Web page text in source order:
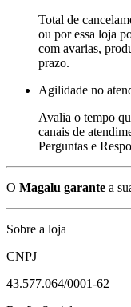
Total de
ou por essa loja
com avarias,
prazo.
Agilidade no
Avalia o tempo
canais de
Perguntas e
O Magalu garante a
Sobre a loja
CNPJ
43.577.064/0001-62